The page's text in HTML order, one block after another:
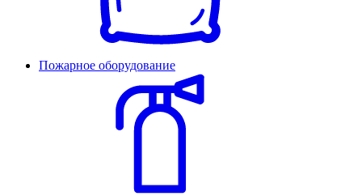
Пожарное оборудование